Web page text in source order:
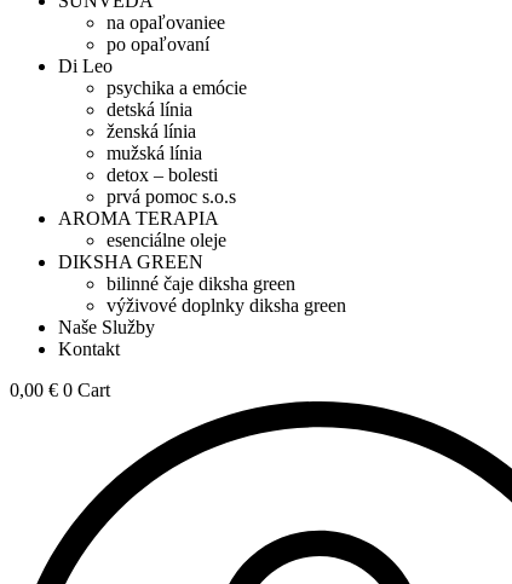
na opaľovaniee
po opaľovaní
Di Leo
psychika a emócie
detská línia
ženská línia
mužská línia
detox – bolesti
prvá pomoc s.o.s
AROMA TERAPIA
esenciálne oleje
DIKSHA GREEN
bilinné čaje diksha green
výživové doplnky diksha green
Naše Služby
Kontakt
0,00 € 0 Cart